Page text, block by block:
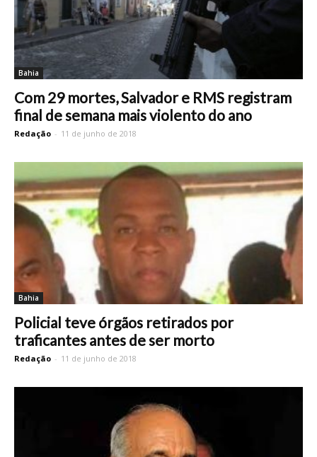
Bahia
Com 29 mortes, Salvador e RMS registram
final de semana mais violento do ano
Redação - 11 de junho de 2018
Bahia
Policial teve órgãos retirados por
traficantes antes de ser morto
Redação - 11 de junho de 2018